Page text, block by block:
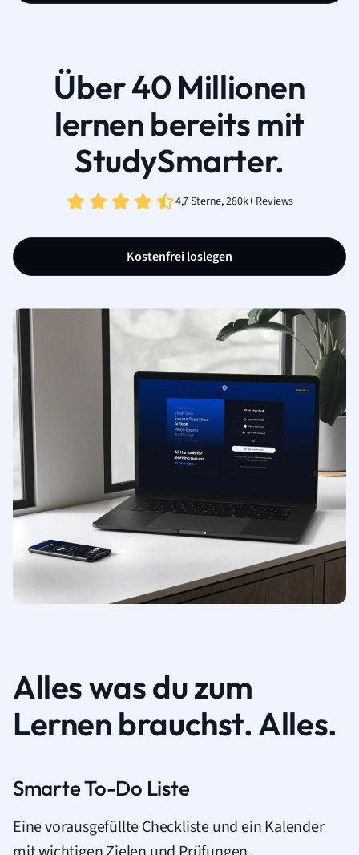
Über 40 Millionen
lernen bereits mit
StudySmarter.
4,7 Sterne, 280k+ Reviews
Kostenfrei loslegen
Alles was du zum
Lernen brauchst. Alles.
Smarte To-Do Liste
Eine vorausgefüllte Checkliste und ein Kalender